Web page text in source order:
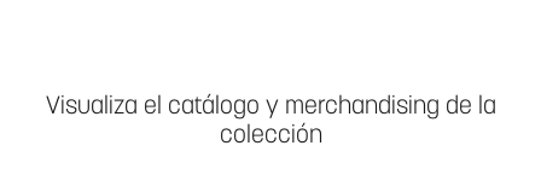
Visualiza el catálogo y merchandising de la
colección